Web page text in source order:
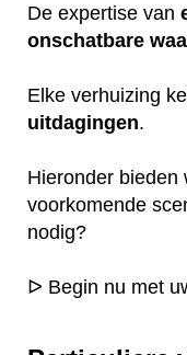
De expertise van
onschatbare
Elke verhuizing
uitdagingen.
Hieronder bieden
voorkomende
nodig?
ᐅ Begin nu met